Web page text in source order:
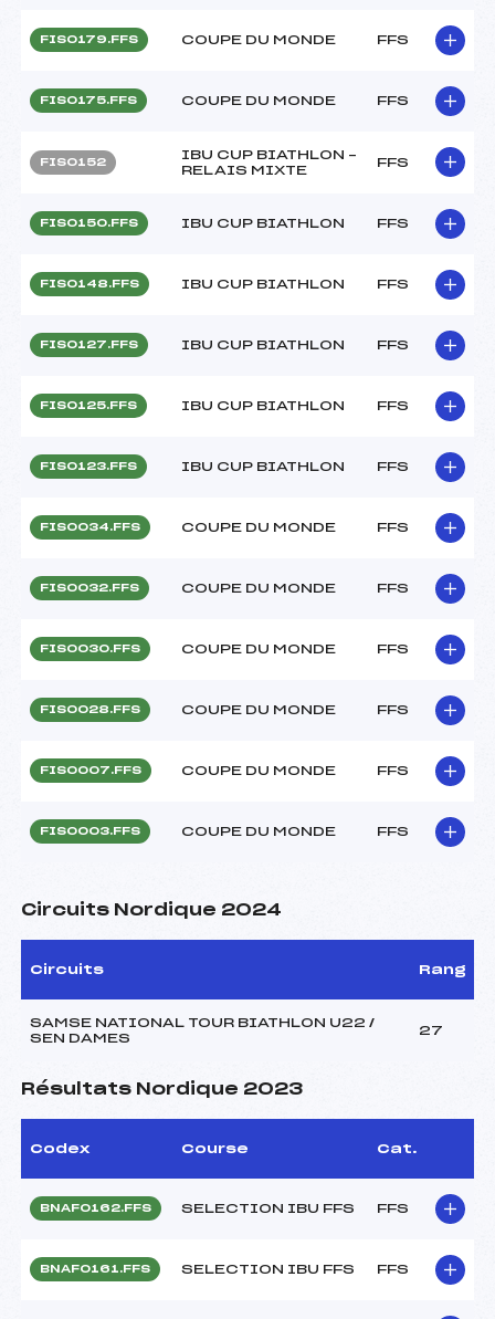
FIS0179.FFS COUPE DU MONDE FFS
FIS0175.FFS COUPE DU MONDE FFS
FIS0152
IBU CUP BIATHLON –
RELAIS MIXTE
FFS
FIS0150.FFS IBU CUP BIATHLON FFS
FIS0148.FFS IBU CUP BIATHLON FFS
FIS0127.FFS IBU CUP BIATHLON FFS
FIS0125.FFS IBU CUP BIATHLON FFS
FIS0123.FFS IBU CUP BIATHLON FFS
FIS0034.FFS COUPE DU MONDE FFS
FIS0032.FFS COUPE DU MONDE FFS
FIS0030.FFS COUPE DU MONDE FFS
FIS0028.FFS COUPE DU MONDE FFS
FIS0007.FFS COUPE DU MONDE FFS
FIS0003.FFS COUPE DU MONDE FFS
Circuits Nordique 2024
Circuits Rang
SAMSE NATIONAL TOUR BIATHLON U22 /
SEN DAMES
27
Résultats Nordique 2023
Codex Course Cat.
BNAF0162.FFS SELECTION IBU FFS FFS
BNAF0161.FFS SELECTION IBU FFS FFS